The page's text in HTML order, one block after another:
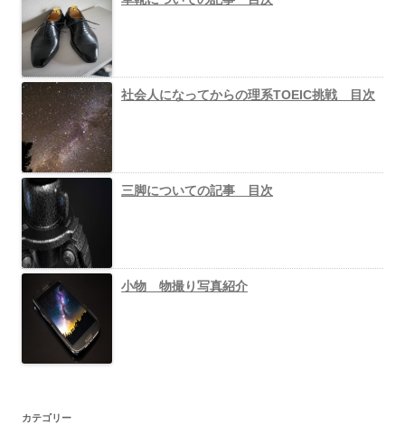
社会人になってからの理系TOEIC挑戦 目次
三脚についての記事 目次
小物 物撮り写真紹介
カテゴリー